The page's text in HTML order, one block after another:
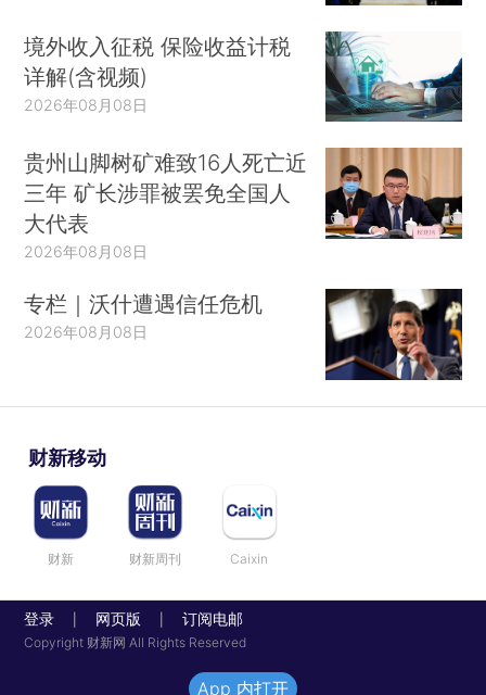
境外收入征税 保险收益计税
详解(含视频)
2026年08月08日
贵州山脚树矿难致16人死亡近
三年 矿长涉罪被罢免全国人
大代表
2026年08月08日
专栏｜沃什遭遇信任危机
2026年08月08日
财新移动
财新 财新周刊 Caixin
登录 网页版 订阅电邮
Copyright 财新网 All Rights Reserved
App 内打开